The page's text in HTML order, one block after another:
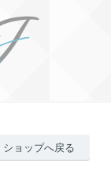
ショップへ戻る